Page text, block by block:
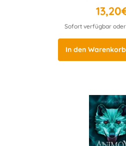
Sofort verfügbar
In den Warenkorb